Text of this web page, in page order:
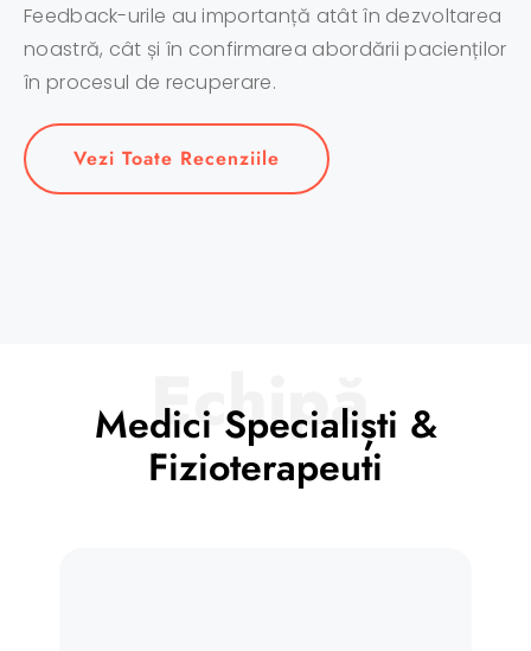
Feedback-urile au importanță atât în dezvoltarea
noastră, cât și în confirmarea abordării pacienților
în procesul de recuperare.
Vezi Toate Recenziile
Medici Specialiști &
Fizioterapeuti
Echipă